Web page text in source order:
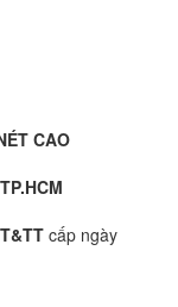
CAO
cấp ngày